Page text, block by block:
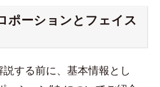
ポーションとフェイス
する前に、基本情報とし